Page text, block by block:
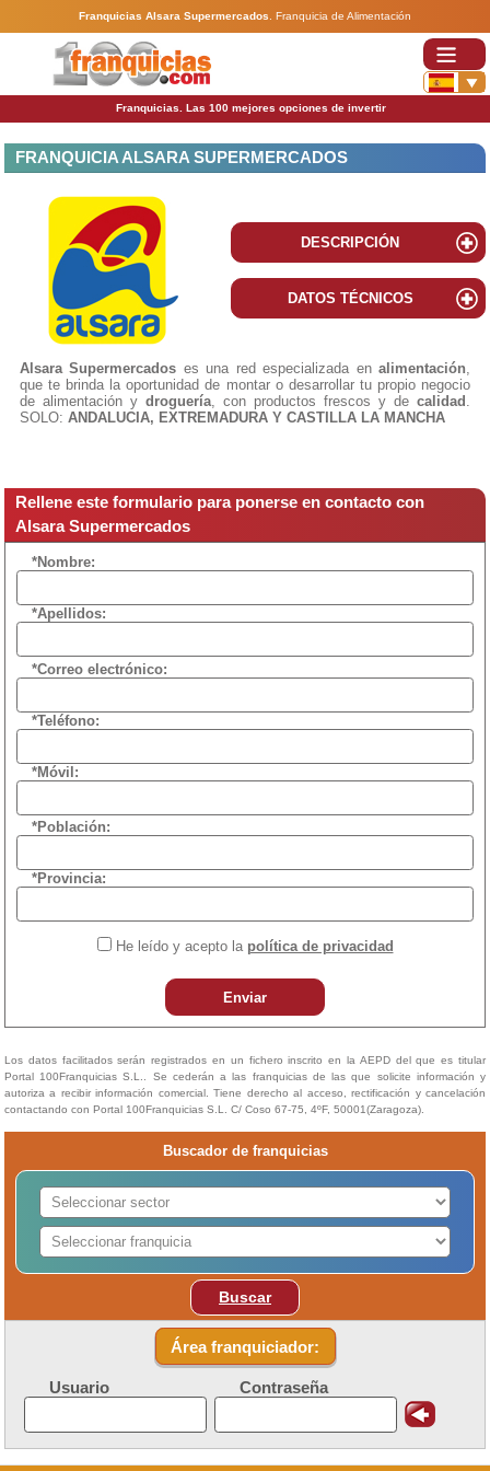
Franquicias Alsara Supermercados Franquicia de Alimentación
Franquicias. Las 100 mejores opciones de invertir
FRANQUICIA ALSARA SUPERMERCADOS
DESCRIPCIÓN
DATOS TÉCNICOS
Alsara Supermercados es una red especializada enalimentación,
que te brinda la oportunidad de montar o desarrollar tu propio negocio
de alimentación y droguería, con productos frescos y de calidad .
SOLO: ANDALUCIA, EXTREMADURA Y CASTILLA LA MANCHA
Rellene este formulario para ponerse en contacto con
Alsara Supermercados
*Nombre:
*Apellidos:
*Correo electrónico:
*Teléfono:
*Móvil:
*Población:
*Provincia:
He leído y acepto la política de privacidad
Enviar
Los datos facilitados serán registrados en un fichero inscrito en la AEPD del que es titular
Portal 100Franquicias S.L.. Se cederán a las franquicias de las que solicite información y
autoriza a recibir información comercial. Tiene derecho al acceso, rectificación y cancelación
contactando con Portal 100Franquicias S.L. C/ Coso 67-75, 4ºF, 50001(Zaragoza).
Buscador de franquicias
Buscar
Área franquiciador:
Usuario Contraseña